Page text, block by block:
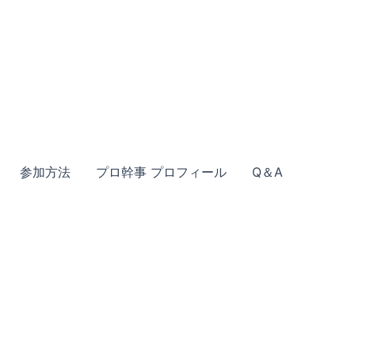
参加方法 プロ幹事 プロフィール Q＆A